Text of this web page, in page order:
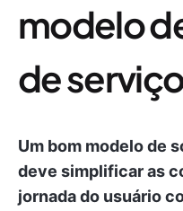
modelo
de
Um bom modelo de
deve simplificar as
jornada do usuário